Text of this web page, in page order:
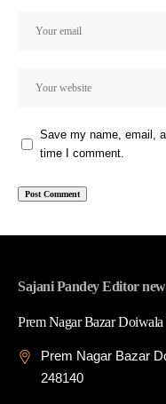
Save my name, email,
time I comment.
Sajani Pandey Editor
Prem Nagar Bazar
Prem Nagar Bazar
248140